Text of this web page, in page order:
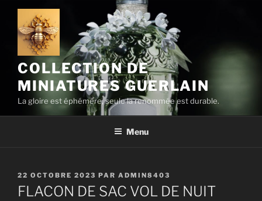
Aller
contenu
principal
COLLECTION DE
MINIATURES GUERLAIN
La gloire est éphémère, seule la renommée est durable.
Menu
PUBLIÉ
LE
22 OCTOBRE 2023 PAR ADMIN8403
FLACON DE SAC VOL DE NUIT